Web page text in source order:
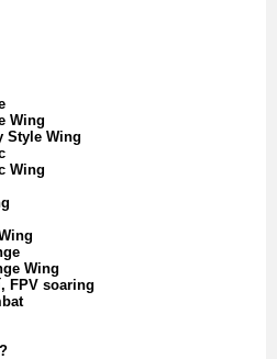
Wing
Style Wing
Wing
Wing
FPV soaring